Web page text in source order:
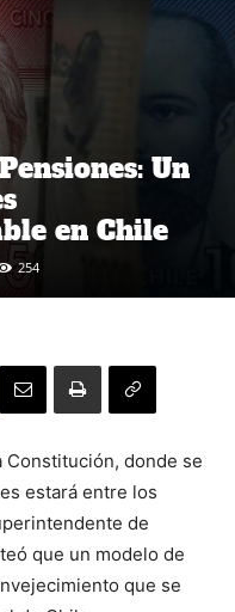
Un
en Chile
254
Constitución, donde se
estará entre los
de
que un modelo de
que se